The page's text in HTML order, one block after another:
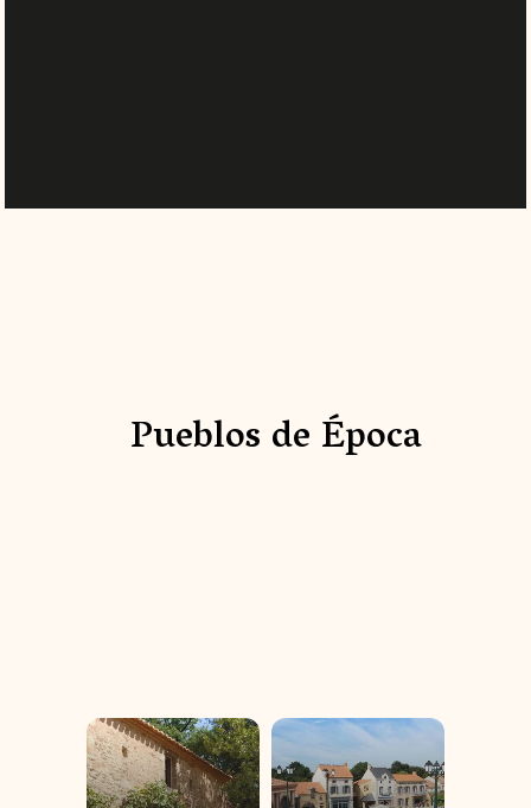
Pueblos de Época